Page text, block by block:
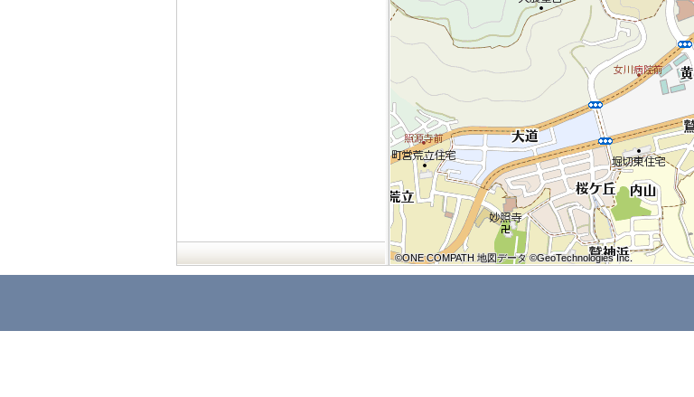
©ONE COMPATH 地図データ ©GeoTechnologies Inc.
©ONE COMPATH 地図データ ©GeoTechnologies Inc.
©ONE COMPATH 地図データ ©GeoTechnologies Inc.
©ONE COMPATH 地図データ ©GeoTechnologies Inc.
©ONE COMPATH 地図データ ©GeoTechnologies Inc.
©ONE COMPATH 地図データ ©GeoTechnologies Inc.
©ONE COMPATH 地図データ ©GeoTechnologies Inc.
©ONE COMPATH 地図データ ©GeoTechnologies Inc.
©ONE COMPATH 地図データ ©GeoTechnologies Inc.